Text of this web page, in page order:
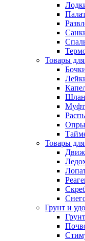
Товары
Товары
Грунт и